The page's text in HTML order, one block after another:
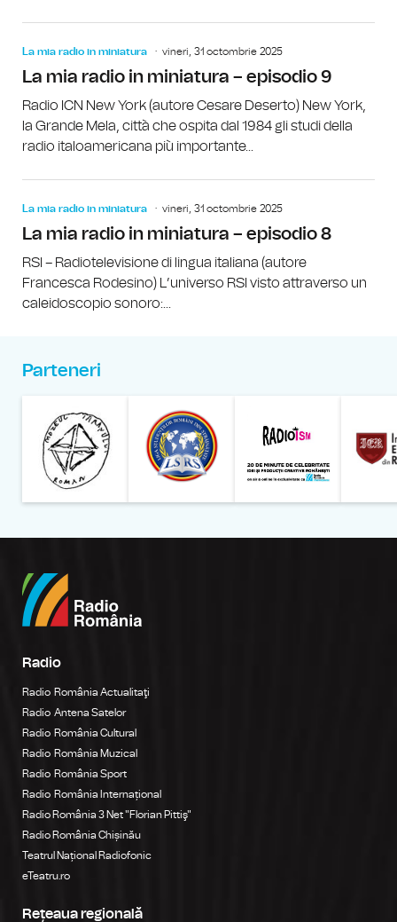
La mia radio in miniatura vineri, 31 octombrie 2025
La mia radio in miniatura – episodio 9
Radio ICN New York (autore Cesare Deserto) New York,
la Grande Mela, città che ospita dal 1984 gli studi della
radio italoamericana più importante...
La mia radio in miniatura vineri, 31 octombrie 2025
La mia radio in miniatura – episodio 8
RSI – Radiotelevisione di lingua italiana (autore
Francesca Rodesino) L’universo RSI visto attraverso un
caleidoscopio sonoro:...
Parteneri
Radio
Radio România Actualitaţi
Radio Antena Satelor
Radio România Cultural
Radio România Muzical
Radio România Sport
Radio România Internațional
Radio România 3 Net "Florian Pittiş"
Radio România Chișinău
Teatrul Național Radiofonic
eTeatru.ro
Rețeaua regională